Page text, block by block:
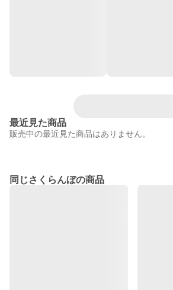
最近見た商品
販売中の最近見た商品はありません。
同じさくらんぼの商品